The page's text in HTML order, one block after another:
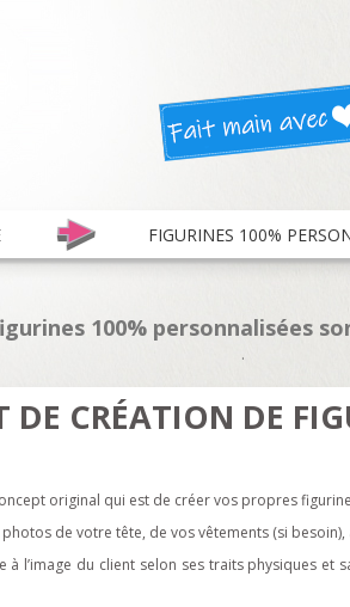
FIGURINES 100%
100% personnalisées
.
DE CRÉATION DE
original qui est de créer vos propres
de votre tête, de vos vêtements (si
à l’image du client selon ses traits physiques